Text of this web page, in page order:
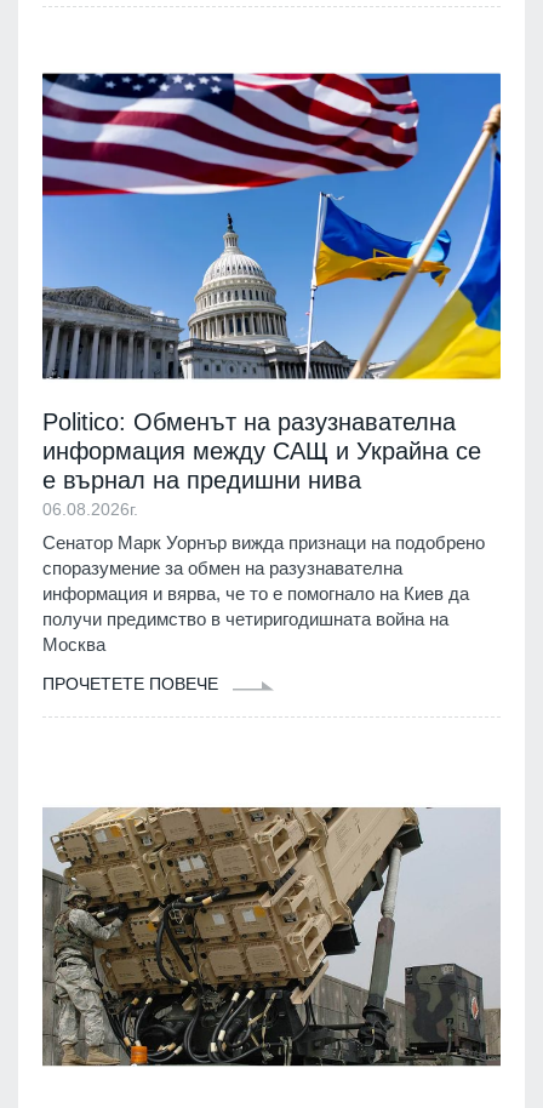
Politico: Обменът на разузнавателна
информация между САЩ и Украйна се
е върнал на предишни нива
06.08.2026г.
Сенатор Марк Уорнър вижда признаци на подобрено
споразумение за обмен на разузнавателна
информация и вярва, че то е помогнало на Киев да
получи предимство в четиригодишната война на
Москва
ПРОЧЕТЕТЕ ПОВЕЧЕ